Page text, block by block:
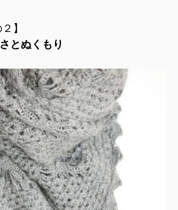
】
とぬくもり